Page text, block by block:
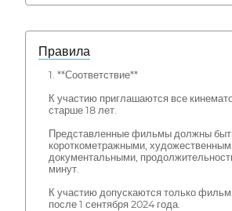
Правила
1. **Соответствие**
К участию приглашаются все
старше 18 лет.
Представленные фильмы должны
короткометражными,
документальными,
минут.
К участию допускаются только
после 1 сентября 2024 года.